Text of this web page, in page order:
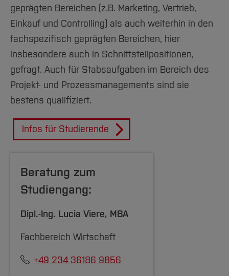
Bitte beachten Sie als internationale
Studienbewerberin oder internationaler
Studienbewerber die für diesen Studiengang
erforderlichen deutschen Sprachkenntnisse.
Die inhaltlichen Schwerpunkte des
Studiengangs liegen in folgenden Bereichen:
Modulblock: Financial Management (Umfang:
24 ECTS)
Dieser Block umfasst die Module
Jahresabschlussanalyse
Investitions- und Finanzierung
Unternehmenssimulation
Modulblock: Strategie & Leadership (Umfang:
Hinweis Rahmenordnung
Beachten Sie bitte auch
dieRahmenordnungen für die
Studiengängeder Hochschule Bochum.
geprägten Bereichen (z.B. Marketing, Vertrieb,
Einkauf und Controlling) als auch weiterhin in den
fachspezifisch geprägten Bereichen, hier
insbesondere auch in Schnittstellpositionen,
gefragt. Auch für Stabsaufgaben im Bereich des
Projekt- und Prozessmanagements sind sie
bestens qualifiziert.
Infos für Studierende
Beratung zum
Studiengang:
Dipl.-Ing. Lucia Viere, MBA
Fachbereich Wirtschaft
+49 234 36186 9856